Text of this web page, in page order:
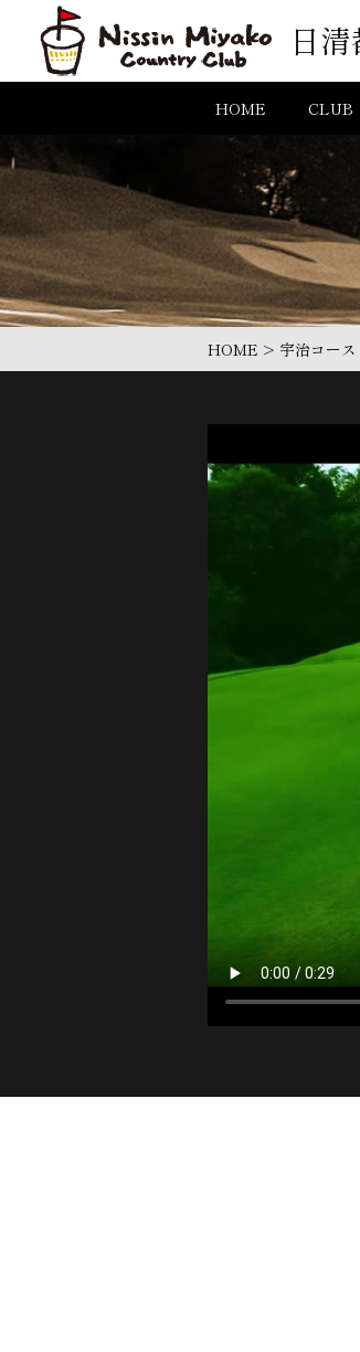
コンテンツへスキップ
メインナビゲーション
日
HOME CLUB
HOME > 宇治コース